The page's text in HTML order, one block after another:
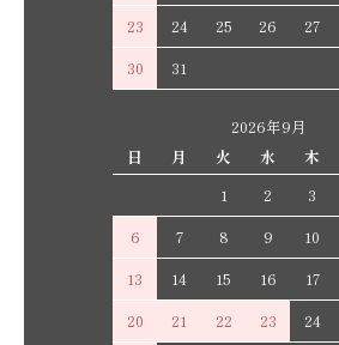
23
24 25 26 27
30
31
2026年9月
日
月 火 水 木
1
2 3
6
7 8 9 10
13
14 15 16 17
20
21 22 23 24